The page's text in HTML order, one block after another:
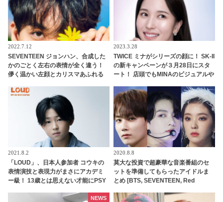
2022.7.12
SEVENTEEN ジョンハン、合成した
かのごとく左右の表情が全く違う！
儚く温かい左顔とカリスマあふれる
た「魅惑の表情」に衝撃
2023.3.28
TWICE ミナがシリーズの顔に！ SK-II
の新キャンペーンが３月28日にスタ
ート！ 店頭でもMINAのビジュアルや
2021.8.2
「LOUD」、日本人参加者 コウキの
表情演技と表現力がまさにアカデミ
ー級！ 13歳とは思えない才能にPSY
2020.8.8
莫大な投資で超豪華な音楽番組のセ
ットを準備してもらったアイドルま
とめ [BTS, SEVENTEEN, Red
NEWS